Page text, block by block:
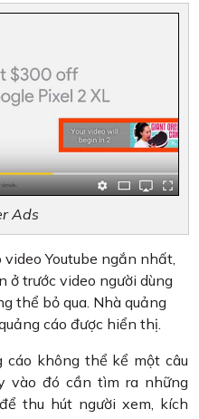
Ads
Youtube ngắn nhất,
ở trước video người dùng
thể bỏ qua. Nhà quảng
cáo được hiển thị.
cáo không thể kể một câu
vào đó cần tìm ra những
thu hút người xem, kích